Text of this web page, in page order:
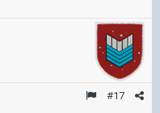
#17